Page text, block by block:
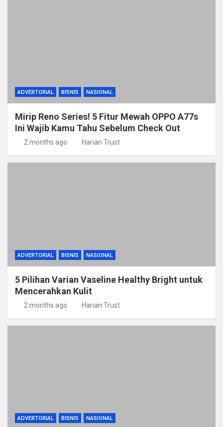
ADVERTORIAL BISNIS NASIONAL
Mirip Reno Series! 5 Fitur Mewah OPPO A77s
Ini Wajib Kamu Tahu Sebelum Check Out
2 months ago Harian Trust
ADVERTORIAL BISNIS NASIONAL
5 Pilihan Varian Vaseline Healthy Bright untuk
Mencerahkan Kulit
2 months ago Harian Trust
ADVERTORIAL BISNIS NASIONAL